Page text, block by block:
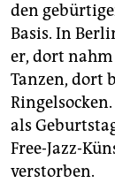
den
Basis. In
er, dort
Tanzen, dort
als
Free-Jazz-
verstorben.